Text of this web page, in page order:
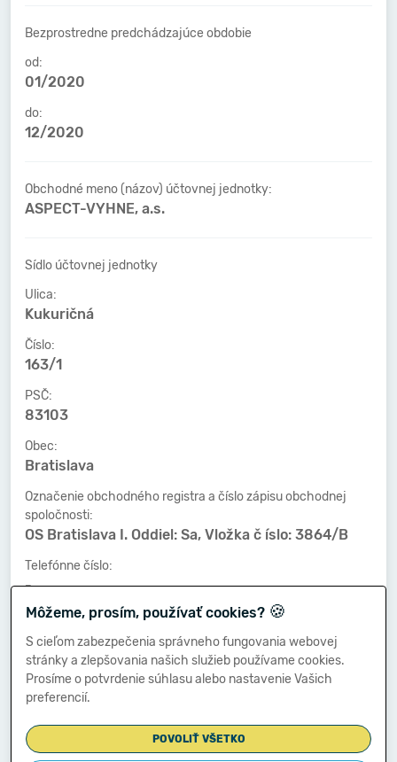
Bezprostredne predchádzajúce obdobie
od:
01/2020
do:
12/2020
Obchodné meno (názov) účtovnej jednotky:
ASPECT-VYHNE, a.s.
Sídlo účtovnej jednotky
Ulica:
Kukuričná
Číslo:
163/1
PSČ:
83103
Obec:
Bratislava
Označenie obchodného registra a číslo zápisu obchodnej
spoločnosti:
OS Bratislava I. Oddiel: Sa, Vložka č íslo: 3864/B
Telefónne číslo:
-
Faxové číslo:
-
E-mailová adresa:
-
Zostavená dňa:
Môžeme, prosím, používať cookies? 🍪
S cieľom zabezpečenia správneho fungovania webovej
stránky a zlepšovania našich služieb používame cookies.
Prosíme o potvrdenie súhlasu alebo nastavenie Vašich
preferencií.
POVOLIŤ VŠETKO